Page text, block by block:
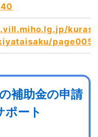
補助金の申請
ポート